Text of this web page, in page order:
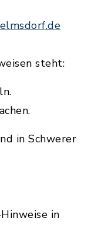
steht:
in Schwerer
in